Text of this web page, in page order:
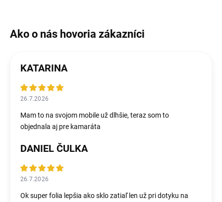
KATARINA
26.7.2026
Mam to na svojom mobile už dlhšie, teraz som to
objednala aj pre kamaráta
DANIEL ČULKA
26.7.2026
Ok super folia lepšia ako sklo zatiaľ len už pri dotyku na